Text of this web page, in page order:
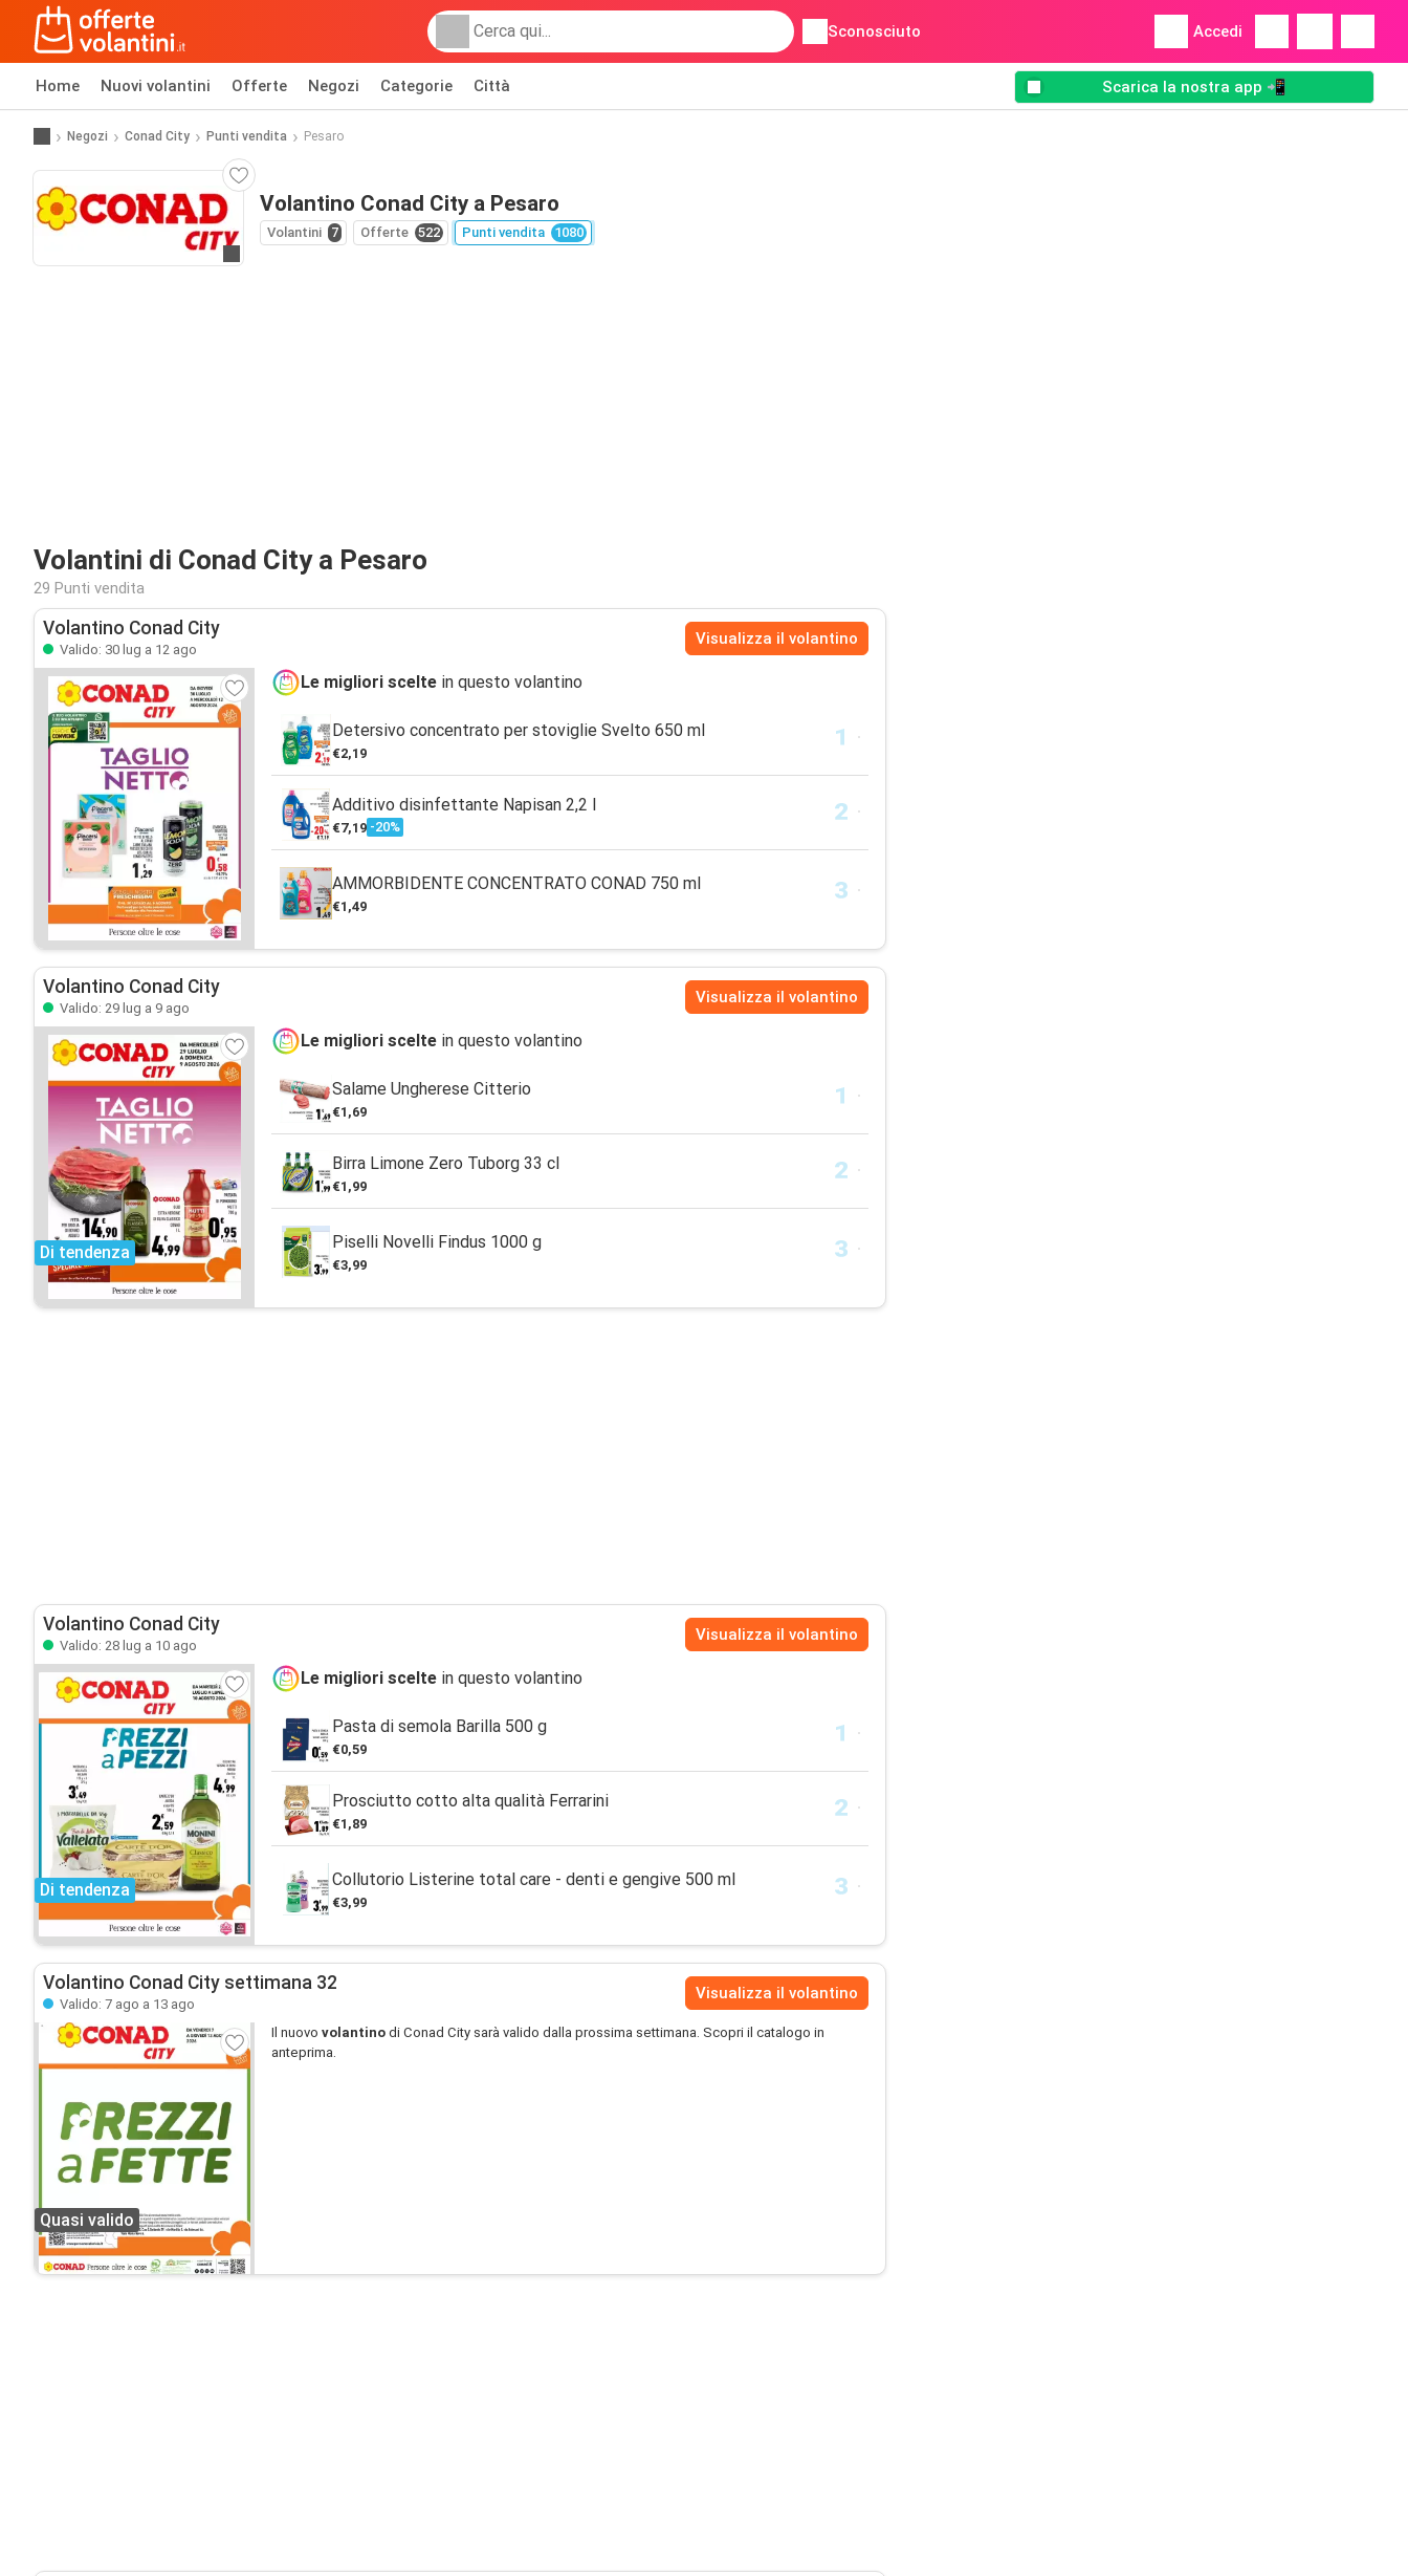
Sconosciuto Accedi
Home Nuovi volantini Offerte Negozi Categorie Città Scarica la nostra app 📲
Negozi Conad City Punti vendita Pesaro
Volantino Conad City a Pesaro
Volantini 7 Offerte 522 Punti vendita 1080
Volantini di Conad City a Pesaro
29 Punti vendita
Volantino Conad City
Valido: 30 lug a 12 ago
Visualizza il volantino
Le migliori scelte in questo volantino
Detersivo concentrato per stoviglie Svelto 650 ml
€2,19
Additivo disinfettante Napisan 2,2 l
€7,19 -20%
AMMORBIDENTE CONCENTRATO CONAD 750 ml
€1,49
Volantino Conad City
Valido: 29 lug a 9 ago
Visualizza il volantino
Di tendenza
Le migliori scelte in questo volantino
Salame Ungherese Citterio
€1,69
Birra Limone Zero Tuborg 33 cl
€1,99
Piselli Novelli Findus 1000 g
€3,99
Volantino Conad City
Valido: 28 lug a 10 ago
Visualizza il volantino
Di tendenza
Le migliori scelte in questo volantino
Pasta di semola Barilla 500 g
€0,59
Prosciutto cotto alta qualità Ferrarini
€1,89
Collutorio Listerine total care - denti e gengive 500 ml
€3,99
Volantino Conad City settimana 32
Valido: 7 ago a 13 ago
Visualizza il volantino
Quasi valido
Il nuovo volantino di Conad City sarà valido dalla prossima settimana. Scopri il catalogo in
anteprima.